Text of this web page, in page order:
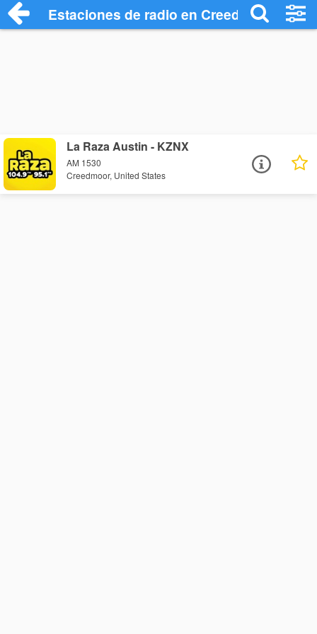
Estaciones de radio en Creedmoor -
La Raza Austin - KZNX
AM 1530
Creedmoor, United States